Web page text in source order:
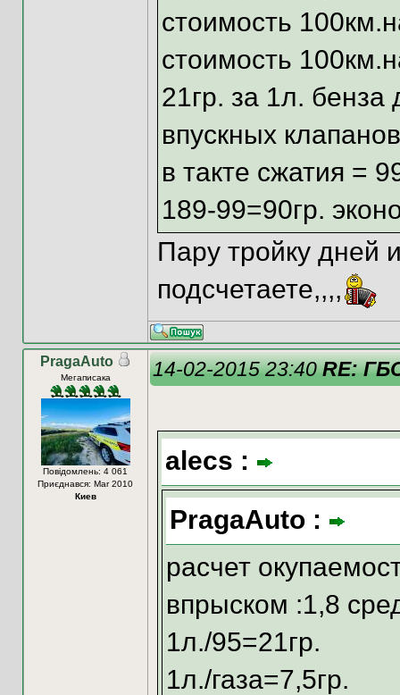
стоимость
стоимость
21гр. за 1л.
впускных
в такте сжатия =
189-99=90гр.
Пару тройку дней
подсчетаете,,,,
PragaAuto
Мегаписака
Повідомлень: 4 061
Приєднався: Mar 2010
Киев
14-02-2015 23:40RE:
alecs :
PragaAuto :
расчет
впрыском :1,8
1л./95=21гр.
1л./газа=7,5гр.